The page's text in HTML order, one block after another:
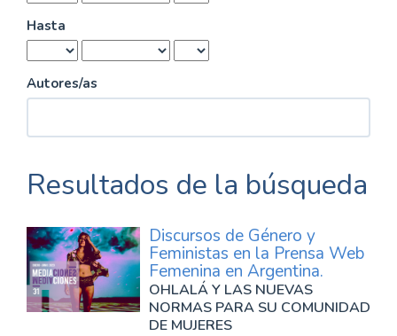
Hasta
Autores/as
Resultados de la búsqueda
Discursos de Género y
Feministas en la Prensa Web
Femenina en Argentina.
OHLALÁ Y LAS NUEVAS
NORMAS PARA SU COMUNIDAD
DE MUJERES